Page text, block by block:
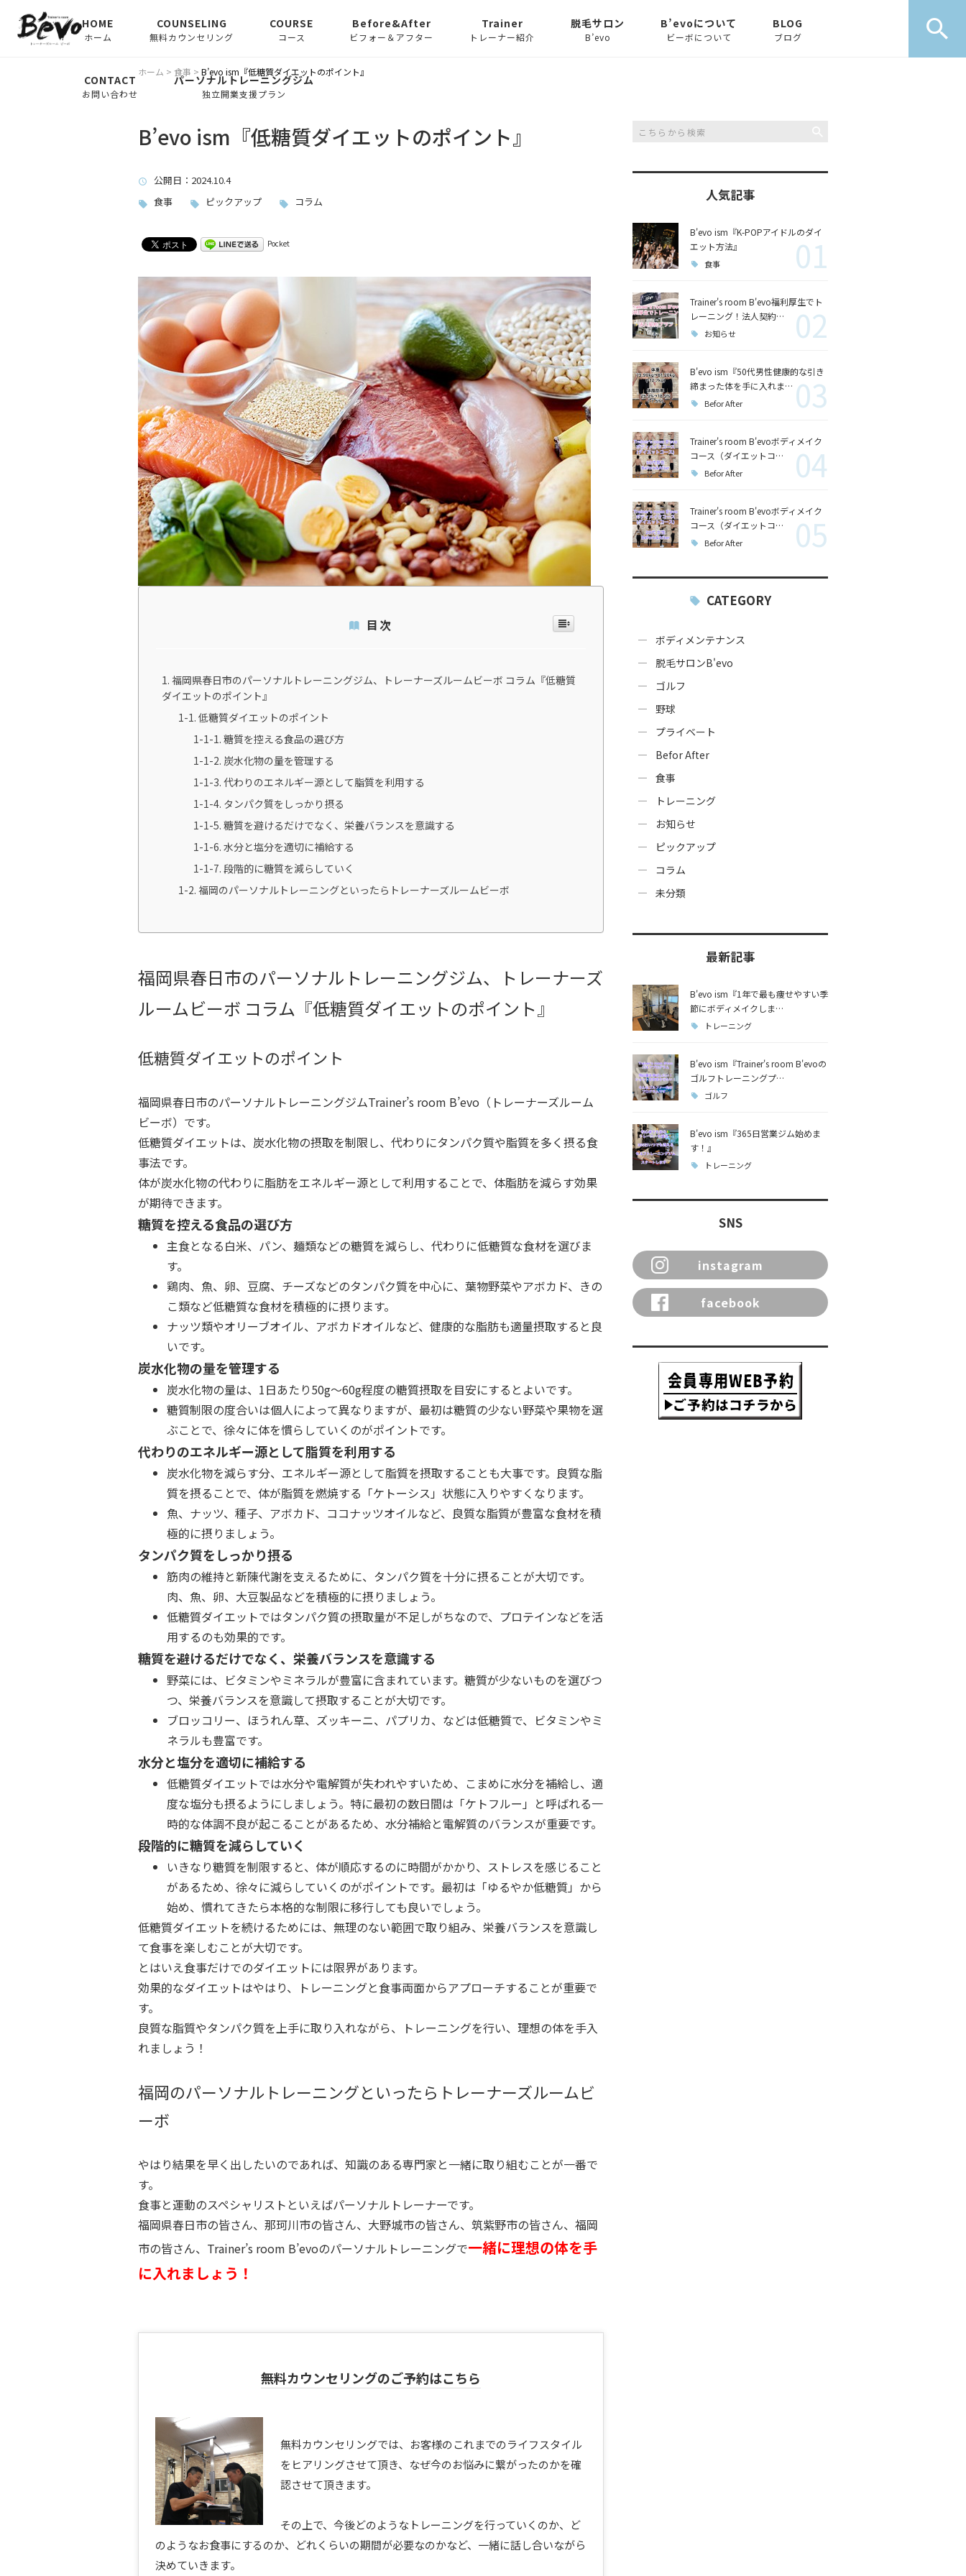
HOME
ホーム
COUNSELING
無料カウンセリング
COURSE
コース
ボディメイクコース
Light コース
ニング
月会費【自主トレ】コー
ス
スポーツマッサージ
ジュニアトレーニング
野球・ソフトボールパー
ソナルレッスン
体験パーソナルトレーニ
ング
YouTubeチャンネル
Before&After
ビフォー＆アフター
Trainer
トレーナー紹介
脱毛サロン
B’evo
B’evoについて
ビーボについて
BLOG
ブログ
CONTACT
お問い合わせ
パーソナルトレーニングジム
独立開業支援プラン
ホーム > 食事 > B’evo ism『低糖質ダイエットのポイント』
B’evo ism『低糖質ダイエットのポイント』
公開日 ：2024.10.4
食事
ピックアップ コラム
Pocket
目次
福岡県春日市のパーソナルトレーニングジム、トレーナーズルームビーボ コラム『低糖質
ダイエットのポイント』
低糖質ダイエットのポイント
糖質を控える食品の選び方
炭水化物の量を管理する
代わりのエネルギー源として脂質を利用する
タンパク質をしっかり摂る
糖質を避けるだけでなく、栄養バランスを意識する
水分と塩分を適切に補給する
段階的に糖質を減らしていく
福岡のパーソナルトレーニングといったらトレーナーズルームビーボ
福岡県春日市のパーソナルトレーニングジム、トレーナーズ
ルームビーボ コラム『低糖質ダイエットのポイント』
低糖質ダイエットのポイント
福岡県春日市のパーソナルトレーニングジムTrainer’s room B’evo（トレーナーズルーム
ビーボ）です。
低糖質ダイエットは、炭水化物の摂取を制限し、代わりにタンパク質や脂質を多く摂る食
事法です。
体が炭水化物の代わりに脂肪をエネルギー源として利用することで、体脂肪を減らす効果
が期待できます。
糖質を控える食品の選び方
主食となる白米、パン、麺類などの糖質を減らし、代わりに低糖質な食材を選びま
す。
鶏肉、魚、卵、豆腐、チーズなどのタンパク質を中心に、葉物野菜やアボカド、きの
こ類など低糖質な食材を積極的に摂ります。
ナッツ類やオリーブオイル、アボカドオイルなど、健康的な脂肪も適量摂取すると良
いです。
炭水化物の量を管理する
炭水化物の量は、1日あたり50g〜60g程度の糖質摂取を目安にするとよいです。
糖質制限の度合いは個人によって異なりますが、最初は糖質の少ない野菜や果物を選
ぶことで、徐々に体を慣らしていくのがポイントです。
代わりのエネルギー源として脂質を利用する
炭水化物を減らす分、エネルギー源として脂質を摂取することも大事です。良質な脂
質を摂ることで、体が脂質を燃焼する「ケトーシス」状態に入りやすくなります。
魚、ナッツ、種子、アボカド、ココナッツオイルなど、良質な脂質が豊富な食材を積
極的に摂りましょう。
タンパク質をしっかり摂る
筋肉の維持と新陳代謝を支えるために、タンパク質を十分に摂ることが大切です。
肉、魚、卵、大豆製品などを積極的に摂りましょう。
低糖質ダイエットではタンパク質の摂取量が不足しがちなので、プロテインなどを活
用するのも効果的です。
糖質を避けるだけでなく、栄養バランスを意識する
野菜には、ビタミンやミネラルが豊富に含まれています。糖質が少ないものを選びつ
つ、栄養バランスを意識して摂取することが大切です。
ブロッコリー、ほうれん草、ズッキーニ、パプリカ、などは低糖質で、ビタミンやミ
ネラルも豊富です。
水分と塩分を適切に補給する
低糖質ダイエットでは水分や電解質が失われやすいため、こまめに水分を補給し、適
度な塩分も摂るようにしましょう。特に最初の数日間は「ケトフルー」と呼ばれる一
時的な体調不良が起こることがあるため、水分補給と電解質のバランスが重要です。
段階的に糖質を減らしていく
いきなり糖質を制限すると、体が順応するのに時間がかかり、ストレスを感じること
があるため、徐々に減らしていくのがポイントです。最初は「ゆるやか低糖質」から
始め、慣れてきたら本格的な制限に移行しても良いでしょう。
低糖質ダイエットを続けるためには、無理のない範囲で取り組み、栄養バランスを意識し
て食事を楽しむことが大切です。
とはいえ食事だけでのダイエットには限界があります。
効果的なダイエットはやはり、トレーニングと食事両面からアプローチすることが重要で
す。
良質な脂質やタンパク質を上手に取り入れながら、トレーニングを行い、理想の体を手入
れましょう！
福岡のパーソナルトレーニングといったらトレーナーズルームビ
ーボ
やはり結果を早く出したいのであれば、知識のある専門家と一緒に取り組むことが一番で
す。
食事と運動のスペシャリストといえばパーソナルトレーナーです。
福岡県春日市の皆さん、那珂川市の皆さん、大野城市の皆さん、筑紫野市の皆さん、福岡
市の皆さん、Trainer’s room B’evoのパーソナルトレーニングで一緒に理想の体を手
に入れましょう！
無料カウンセリングのご予約はこちら
無料カウンセリングでは、お客様のこれまでのライフスタイル
をヒアリングさせて頂き、なぜ今のお悩みに繋がったのかを確
認させて頂きます。
その上で、今後どのようなトレーニングを行っていくのか、ど
のようなお食事にするのか、どれくらいの期間が必要なのかなど、一緒に話し合いながら
決めていきます。
人気記事
B'evo ism『K-POPアイドルのダイ
エット方法』
食事 01
Trainer's room B'evo福利厚生でト
レーニング！法人契約…
お知らせ 02
B'evo ism『50代男性健康的な引き
締まった体を手に入れま…
Befor After 03
Trainer's room B'evoボディメイク
コース（ダイエットコ…
Befor After 04
Trainer's room B'evoボディメイク
コース（ダイエットコ…
Befor After 05
CATEGORY
ボディメンテナンス
脱毛サロンB'evo
ゴルフ
野球
プライベート
Befor After
食事
トレーニング
お知らせ
ピックアップ
コラム
未分類
最新記事
B'evo ism『1年で最も痩せやすい季
節にボディメイクしま…
トレーニング
B'evo ism『Trainer's room B'evoの
ゴルフトレーニングプ…
ゴルフ
B'evo ism『365日営業ジム始めま
す！』
トレーニング
SNS
instagram
facebook